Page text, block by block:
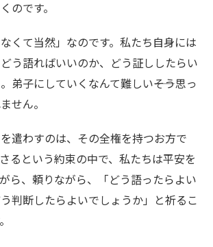
のです。
くて当然」なのです。私たち自身には
う語ればいいのか、どう証ししたらい
弟子にしていくなんて難しい――そう思っ
せん。
遣わすのは、その全権を持つお方で
るという約束の中で、私たちは平安を
ら、頼りながら、「どう語ったらよい
判断したらよいでしょうか」と祈るこ